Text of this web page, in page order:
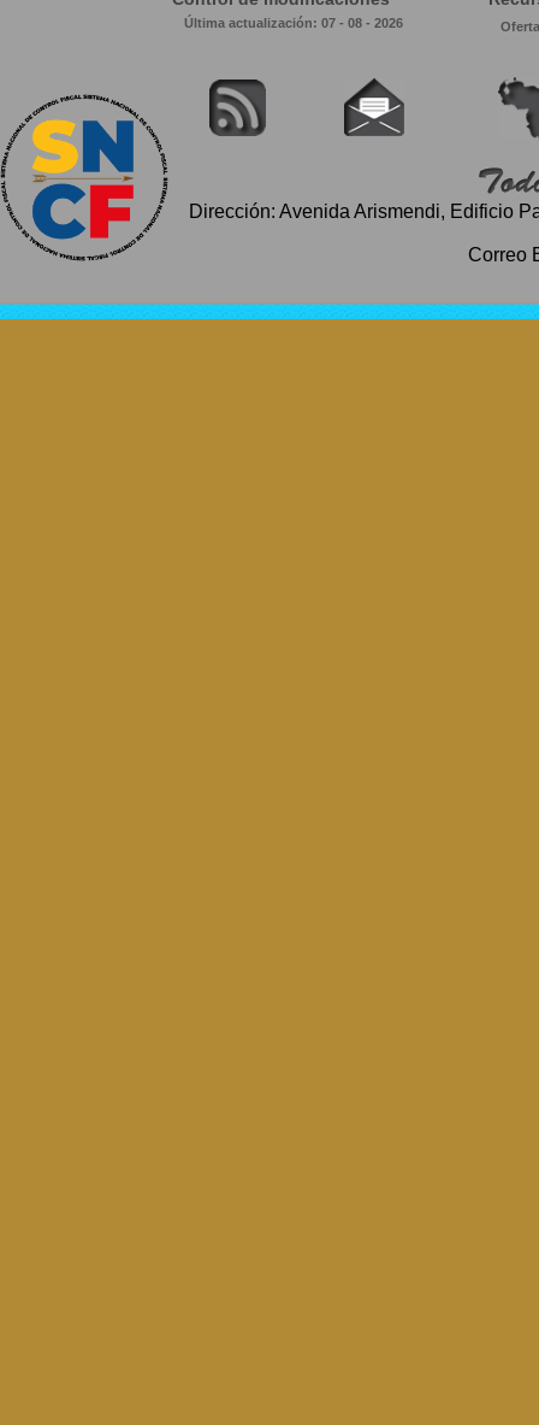
Última actualización: 07 - 08 - 2026
Dirección: Avenida Arismendi, Edificio
Correo